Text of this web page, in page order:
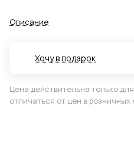
Описание
Хочу в подарок
Цена действительна только
отличаться от цен в розничных